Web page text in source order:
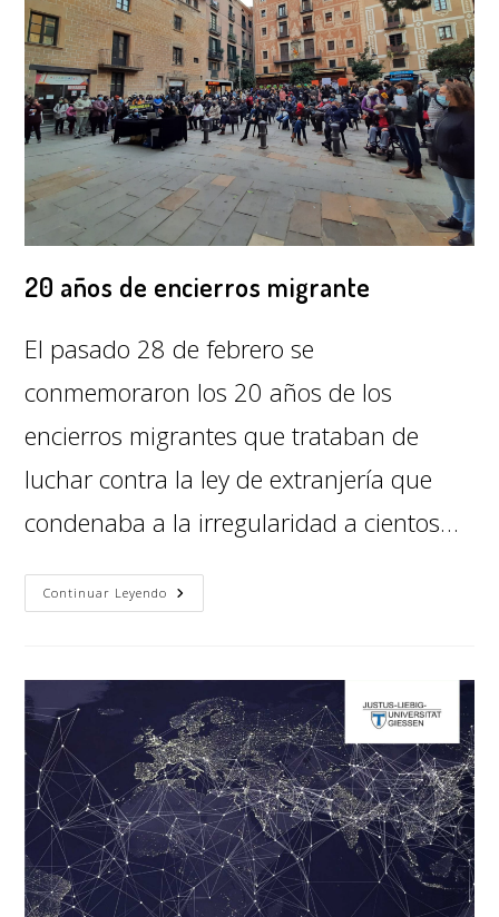
20 años de encierros migrante
El pasado 28 de febrero se
conmemoraron los 20 años de los
encierros migrantes que trataban de
luchar contra la ley de extranjería que
condenaba a la irregularidad a cientos…
Continuar Leyendo